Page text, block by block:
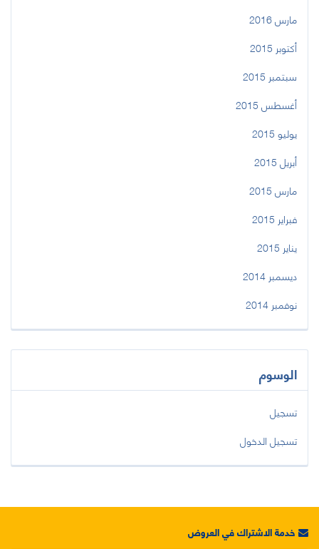
مارس 2016
أكتوبر 2015
سبتمبر 2015
أغسطس 2015
يوليو 2015
أبريل 2015
مارس 2015
فبراير 2015
يناير 2015
ديسمبر 2014
نوفمبر 2014
الوسوم
تسجيل
تسجيل الدخول
خدمة الاشتراك في العروض